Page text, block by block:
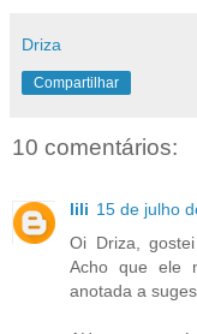
Driza
Compartilhar
10 comentários:
lili 15 de julho
Oi Driza,
Acho que ele
anotada a